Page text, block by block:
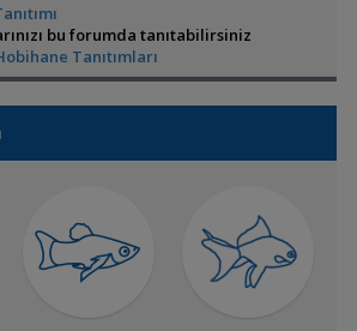
bu forumda tanıtabilirsiniz
Tanıtımları